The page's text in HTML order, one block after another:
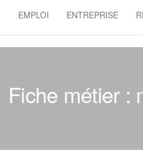
value
EMPLOI ENTREPRISE
Fiche métier :